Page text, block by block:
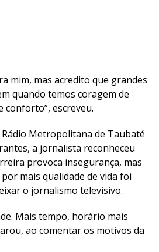
mim, mas acredito que grandes
quando temos coragem de
conforto”, escreveu.
Metropolitana de Taubaté
a jornalista reconheceu
provoca insegurança, mas
mais qualidade de vida foi
o jornalismo televisivo.
Mais tempo, horário mais
ao comentar os motivos da